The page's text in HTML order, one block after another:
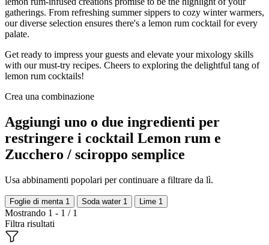
gatherings. From refreshing summer sippers to cozy winter warmers,
our diverse selection ensures there's a lemon rum cocktail for every
palate.
Get ready to impress your guests and elevate your mixology skills
with our must-try recipes. Cheers to exploring the delightful tang of
lemon rum cocktails!
Crea una combinazione
Aggiungi uno o due ingredienti per
restringere i cocktail Lemon rum e
Zucchero / sciroppo semplice
Usa abbinamenti popolari per continuare a filtrare da lì.
Foglie di menta 1 Soda water 1 Lime 1
Mostrando 1 - 1 / 1
Filtra risultati